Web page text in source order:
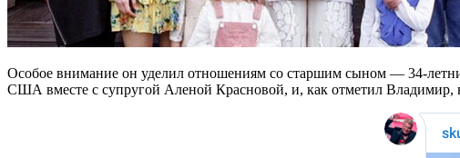
Особое внимание он уделил отношениям со старшим сыном — 34-
США вместе с супругой Аленой Красновой, и, как отметил Владимир,